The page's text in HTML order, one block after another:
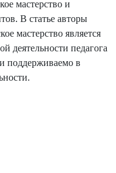
мастерство и
В статье авторы
мастерство является
деятельности педагога
поддерживаемо в